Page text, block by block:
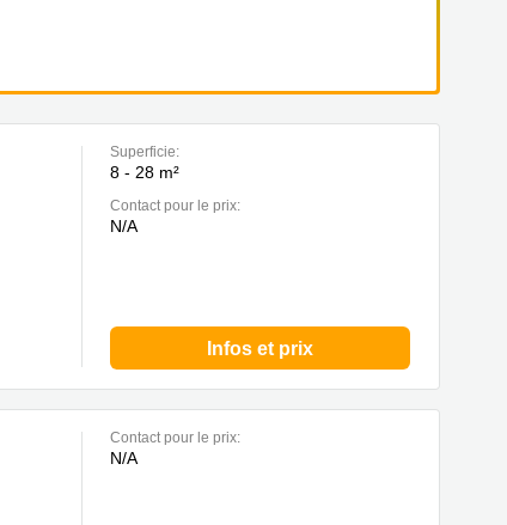
Superficie:
8 - 28 m²
Contact pour le prix:
N/A
Infos et prix
Contact pour le prix:
N/A